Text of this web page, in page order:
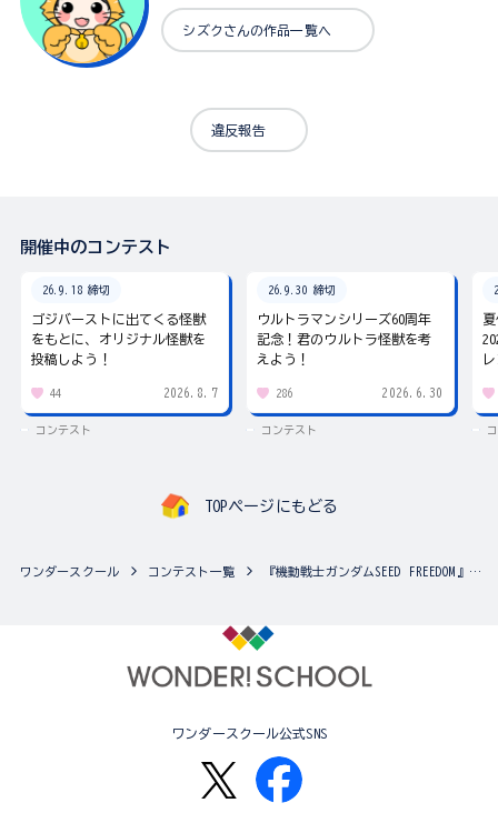
シズクさんの作品一覧へ
違反報告
開催中のコンテスト
26.9.18 締切
ゴジバーストに出てくる怪獣
をもとに、オリジナル怪獣を
投稿しよう！
44 2026.8.7
コンテスト
26.9.30 締切
ウルトラマンシリーズ60周年
記念！君のウルトラ怪獣を考
えよう！
286 2026.6.30
コンテスト
TOPページにもどる
ワンダースクール コンテスト一覧 『機動戦士ガンダムSEED FREEDOM』カラーリングフェスティバル
ワンダースクール公式SNS